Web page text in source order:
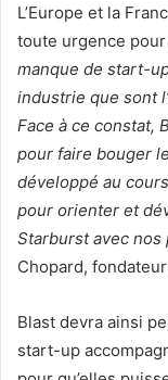
L’Europe et la
toute urgence
manque de start-
industrie que sont
Face à ce constat,
pour faire bouger
développé au
pour orienter et
Starburst avec nos
Chopard,
Blast devra ainsi
start-up